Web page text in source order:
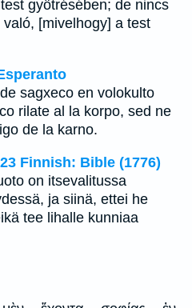
gyötrésében; de nincs
[mivelhogy] a test
sagxeco en volokulto
rilate al la korpo, sed ne
de la karno.
Finnish: Bible (1776)
on itsevalitussa
ja siinä, ettei he
tee lihalle kunniaa